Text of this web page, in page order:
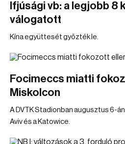
Ifjúsági vb: a legjobb 8
válogatott
Kína együttesét győzték le.
Focimeccs miatti
Miskolcon
A DVTK Stadionban augusztus 6-
Aviv és a Katowice.